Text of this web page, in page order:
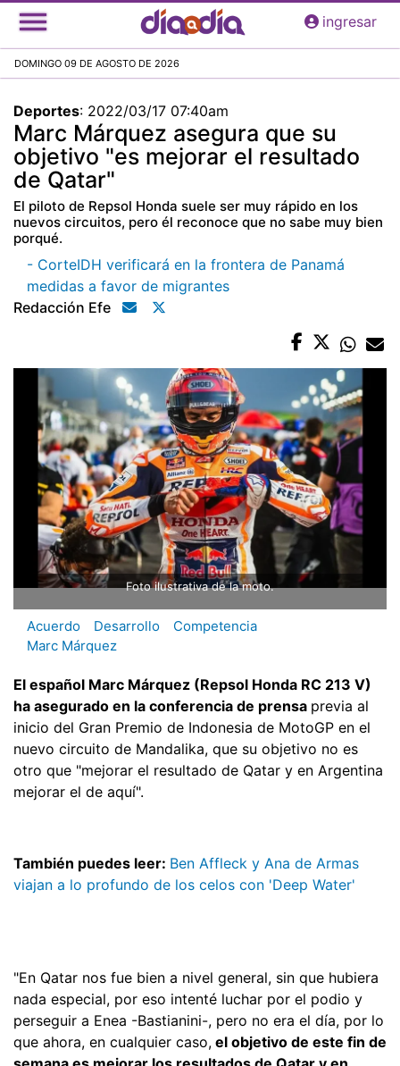
Pasar
al
principal
ingresar
DOMINGO 09 DE AGOSTO DE 2026
Deportes: 2022/03/17 07:40am
Marc Márquez asegura que su
objetivo "es mejorar el resultado
de Qatar"
El piloto de Repsol Honda suele ser muy rápido en los
nuevos circuitos, pero él reconoce que no sabe muy bien
porqué.
- CorteIDH verificará en la frontera de Panamá
medidas a favor de migrantes
Redacción Efe
Foto ilustrativa de la moto.
Acuerdo Desarrollo
Competencia
Marc Márquez
El español Marc Márquez (Repsol Honda RC 213 V)
ha asegurado en la conferencia de prensa previa al
inicio del Gran Premio de Indonesia de MotoGP en el
nuevo circuito de Mandalika, que su objetivo no es
otro que "mejorar el resultado de Qatar y en Argentina
mejorar el de aquí".
También puedes leer: Ben Affleck y Ana de Armas
viajan a lo profundo de los celos con 'Deep Water'
"En Qatar nos fue bien a nivel general, sin que hubiera
nada especial, por eso intenté luchar por el podio y
perseguir a Enea -Bastianini-, pero no era el día, por lo
que ahora, en cualquier caso, el objetivo de este fin de